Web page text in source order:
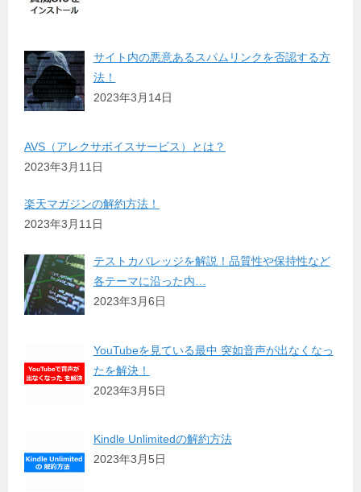
サイト内の悪意あるスパムリンクを否認する方
法！
2023年3月14日
AVS（アレクサボイスサービス）とは？
2023年3月11日
楽天マガジンの解約方法！
2023年3月11日
テストカバレッジを解説！品質性や保持性など
各テーマに沿った内…
2023年3月6日
YouTubeを見ている最中 突如音声が出なくなっ
たを解決！
2023年3月5日
Kindle Unlimitedの解約方法
2023年3月5日